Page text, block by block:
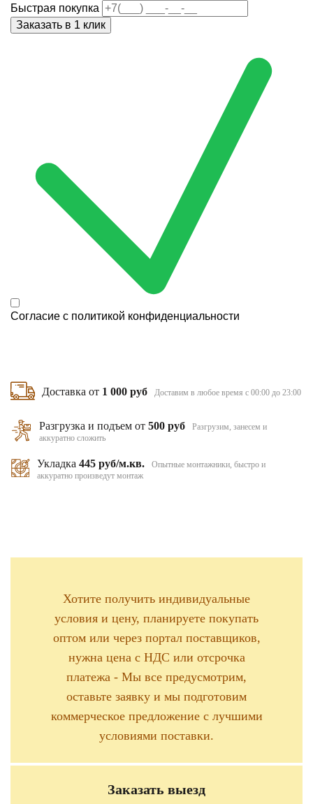
Быстрая покупка
Согласие с политикой конфиденциальности
Доставка от 1 000 руб Доставим в любое время с 00:00 до 23:00
Разгрузка и подъем от500 руб
Разгрузим, занесем и
аккуратно сложить
Укладка 445 руб/м.кв.
Опытные монтажники, быстро и
аккуратно произведут монтаж
Хотите получить индивидуальные
условия и цену, планируете покупать
оптом или через портал поставщиков,
нужна цена с НДС или отсрочка
платежа - Мы все предусмотрим,
оставьте заявку и мы подготовим
коммерческое предложение с лучшими
условиями поставки.
Заказать выезд